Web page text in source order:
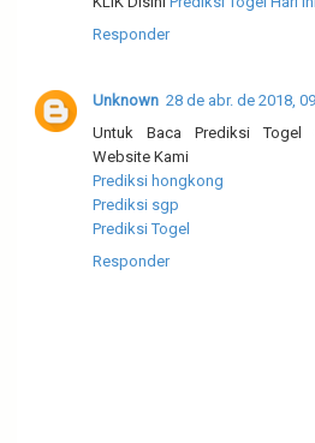
Responder
Unknown 28 de abr. de 2018,
Untuk Baca Prediksi Togel
Website Kami
Prediksi hongkong
Prediksi sgp
Prediksi Togel
Responder